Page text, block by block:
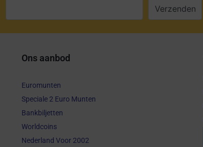
Ons aanbod
Euromunten
Speciale 2 Euro Munten
Bankbiljetten
Worldcoins
Nederland Voor 2002